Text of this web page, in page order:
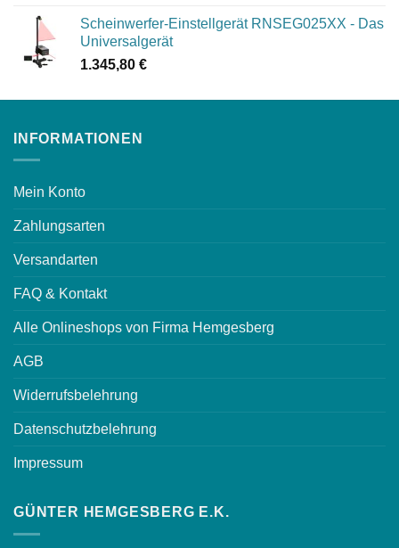
Scheinwerfer-Einstellgerät RNSEG025XX - Das
Universalgerät
1.345,80 €
INFORMATIONEN
Mein Konto
Zahlungsarten
Versandarten
FAQ & Kontakt
Alle Onlineshops von Firma Hemgesberg
AGB
Widerrufsbelehrung
Datenschutzbelehrung
Impressum
GÜNTER HEMGESBERG E.K.